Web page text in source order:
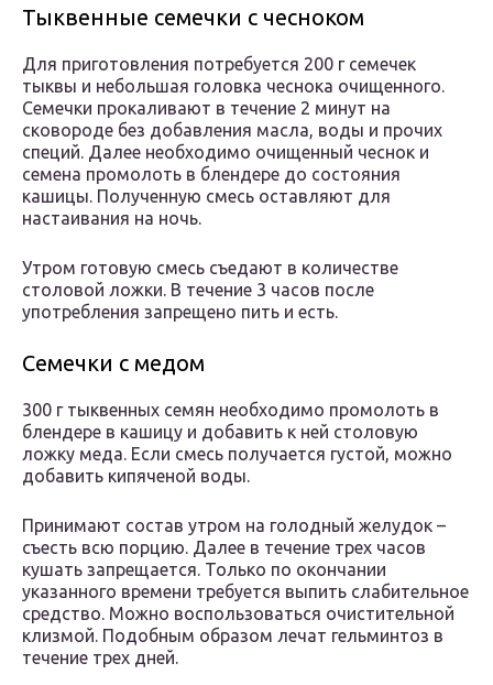
Тыквенные семечки с чесноком
Для приготовления потребуется 200 г семечек
тыквы и небольшая головка чеснока очищенного.
Семечки прокаливают в течение 2 минут на
сковороде без добавления масла, воды и прочих
специй. Далее необходимо очищенный чеснок и
семена промолоть в блендере до состояния
кашицы. Полученную смесь оставляют для
настаивания на ночь.
Утром готовую смесь съедают в количестве
столовой ложки. В течение 3 часов после
употребления запрещено пить и есть.
Семечки с медом
300 г тыквенных семян необходимо промолоть в
блендере в кашицу и добавить к ней столовую
ложку меда. Если смесь получается густой, можно
добавить кипяченой воды.
Принимают состав утром на голодный желудок –
съесть всю порцию. Далее в течение трех часов
кушать запрещается. Только по окончании
указанного времени требуется выпить слабительное
средство. Можно воспользоваться очистительной
клизмой. Подобным образом лечат гельминтоз в
течение трех дней.